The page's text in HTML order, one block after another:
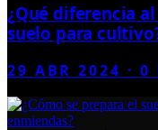
¿Qué diferencia
suelo para
29 ABR 2024 ·0